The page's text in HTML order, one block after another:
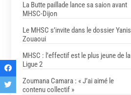
La Butte paillade lance sa saion avant
MHSC-Dijon
Le MHSC s’invite dans le dossier Yanis
Zouaoui
MHSC : l’effectif est le plus jeune de la
Ligue 2
Zoumana Camara : « J’ai aimé le
contenu collectif »